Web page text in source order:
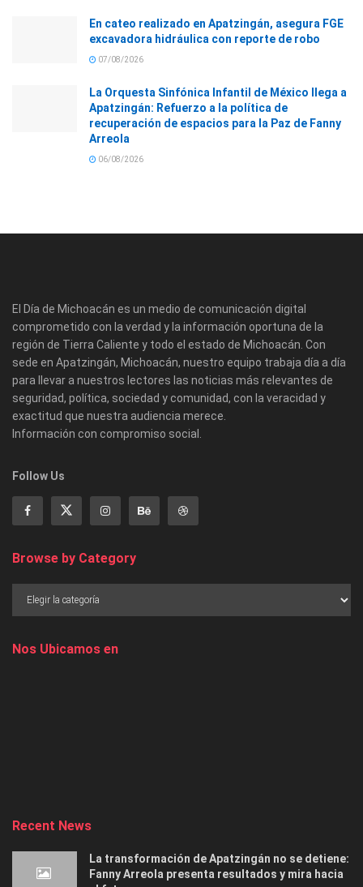
En cateo realizado en Apatzingán, asegura FGE
excavadora hidráulica con reporte de robo
07/08/2026
La Orquesta Sinfónica Infantil de México llega a
Apatzingán: Refuerzo a la política de
recuperación de espacios para la Paz de Fanny
Arreola
06/08/2026
El Día de Michoacán es un medio de comunicación digital
comprometido con la verdad y la información oportuna de la
región de Tierra Caliente y todo el estado de Michoacán. Con
sede en Apatzingán, Michoacán, nuestro equipo trabaja día a día
para llevar a nuestros lectores las noticias más relevantes de
seguridad, política, sociedad y comunidad, con la veracidad y
exactitud que nuestra audiencia merece.
Información con compromiso social.
Follow Us
Browse by Category
Nos Ubicamos en
Recent News
La transformación de Apatzingán no se detiene:
Fanny Arreola presenta resultados y mira hacia